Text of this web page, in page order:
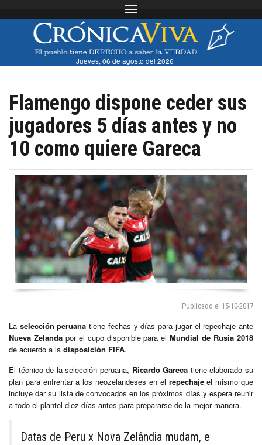
Toggle navigation
Jueves, 06 de agosto del 2026
Flamengo dispone ceder sus
jugadores 5 días antes y no
10 como quiere Gareca
Publicado el 15-10-2017
La selección peruana tiene fechas y días para jugar el repechaje ante
Nueva Zelandapor el cupo disponible para elMundial de Rusia 2018
de acuerdo a la disposición FIFA.
El técnico de la selección peruana, Ricardo Gareca tiene elaborado su
plan para enfrentar a los neozelandeses en el repechajeel mismo que
incluye dar su lista de convocados en los próximos días y espera reunir
a todo el plantel diez días antes para prepararse de la mejor manera.
Datas de Peru x Nova Zelândia mudam, e